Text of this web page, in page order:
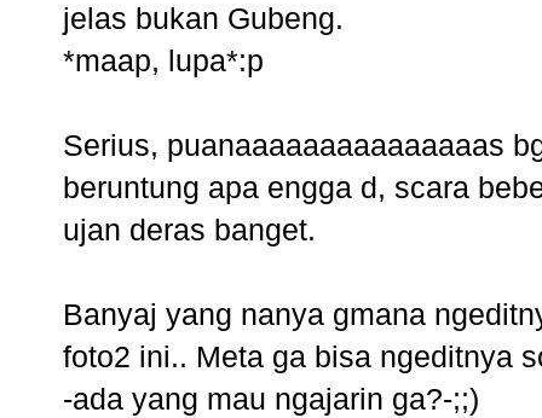
jelas bukan Gubeng.
*maap, lupa*:p
Serius, puanaaaaaaaaaaaaaaas
beruntung apa engga d, scara
ujan deras banget.
Banyaj yang nanya gmana
foto2 ini.. Meta ga bisa ngeditnya
-ada yang mau ngajarin ga?-;;)